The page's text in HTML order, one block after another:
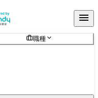
職種